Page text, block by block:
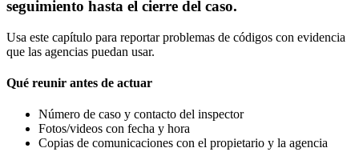
seguimiento hasta el cierre del caso.
Usa este capítulo para reportar problemas de códigos con evidencia
que las agencias puedan usar.
Qué reunir antes de actuar
Número de caso y contacto del inspector
Fotos/videos con fecha y hora
Copias de comunicaciones con el propietario y la agencia